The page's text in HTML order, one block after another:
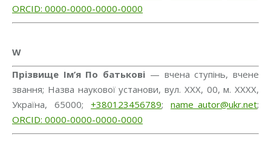
ORCID: 0000-0000-0000-0000
W
Прізвище Ім’я По батькові — вчена ступінь, вчене
звання; Назва наукової установи, вул. ХХХ, 00, м. ХХХХ,
Україна, 65000; +380123456789; name_autor@ukr.net;
ORCID: 0000-0000-0000-0000